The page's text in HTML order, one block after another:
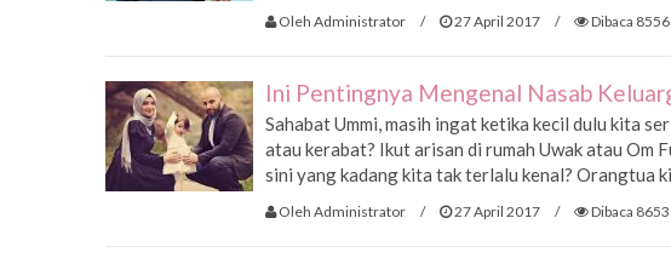
Oleh Administrator / 27 April 2017 / Dibaca
Ini Pentingnya Mengenal Nasab
Sahabat Ummi, masih ingat ketika kecil dulu kita
atau kerabat? Ikut arisan di rumah Uwak atau Om
sini yang kadang kita tak terlalu kenal? Orangtua
Oleh Administrator / 27 April 2017 / Dibaca